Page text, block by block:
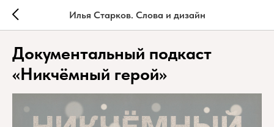
Илья Старков. Слова и дизайн
Документальный подкаст
«Никчёмный герой»